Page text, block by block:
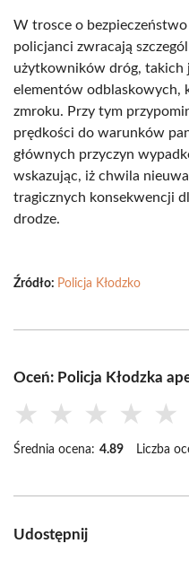
W trosce o
policjanci zwracają
użytkowników dróg, takich
elementów odblaskowych,
zmroku. Przy tym
prędkości do warunków
głównych przyczyn
wskazując, iż chwila
tragicznych konsekwencji
drodze.
Źródło: Policja Kłodzko
Oceń: Policja Kłodzka
★ ★ ★ ★ ★
Średnia ocena: 4.89 Liczba
Udostępnij